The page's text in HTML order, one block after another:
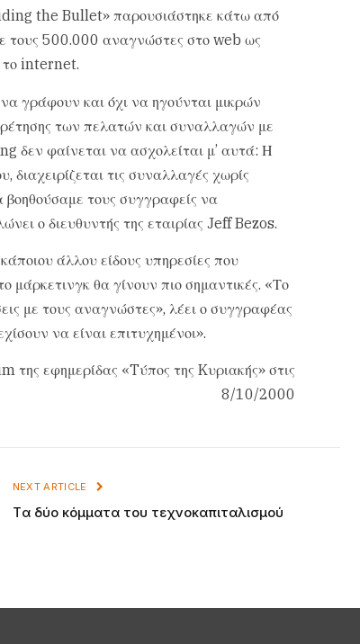
the Bullet» παρουσιάστηκε κάτω από
τους 500.000 αναγνώστες στο web ως
το internet.
γράφουν και όχι να ηγούνται μικρών
των πελατών και συναλλαγών με
δεν φαίνεται να ασχολείται μ’ αυτά: Η
διαχειρίζεται τις συναλλαγές χωρίς
τους συγγραφείς να
ο διευθυντής της εταιρίας Jeff Bezos.
άλλου είδους υπηρεσίες που
μάρκετινγκ θα γίνουν πιο σημαντικές. «Το
με τους αναγνώστες», λέει ο συγγραφέας
να είναι επιτυχημένοι».
εφημερίδας «Tύπος της Kυριακής» στις
8/10/2000
NEXT ARTICLE
Tα δύο κόμματα του τεχνοκαπιταλισμού